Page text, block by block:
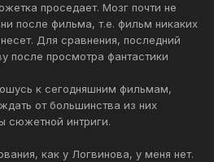
проседает. Мозг почти не
после фильма, т.е. фильм никаких
Для сравнения, последний
после просмотра фантастики
к сегодняшним фильмам,
от большинства из них
сюжетной интриги.
как у Логвинова, у меня нет.